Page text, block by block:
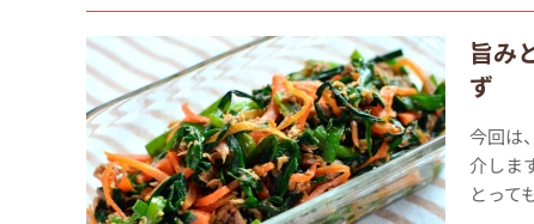
旨み
ず
今回は
介しま
とって